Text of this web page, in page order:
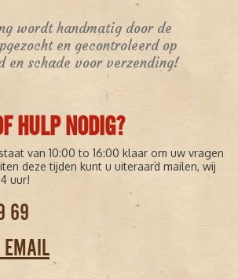
wordt handmatig door de
en gecontroleerd op
en schade voor verzending!
HULP NODIG?
van 10:00 to 16:00 klaar om uw vragen
deze tijden kunt u uiteraard mailen, wij
uur!
69
EMAIL